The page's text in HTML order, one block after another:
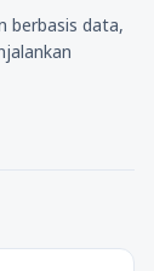
berbasis data,